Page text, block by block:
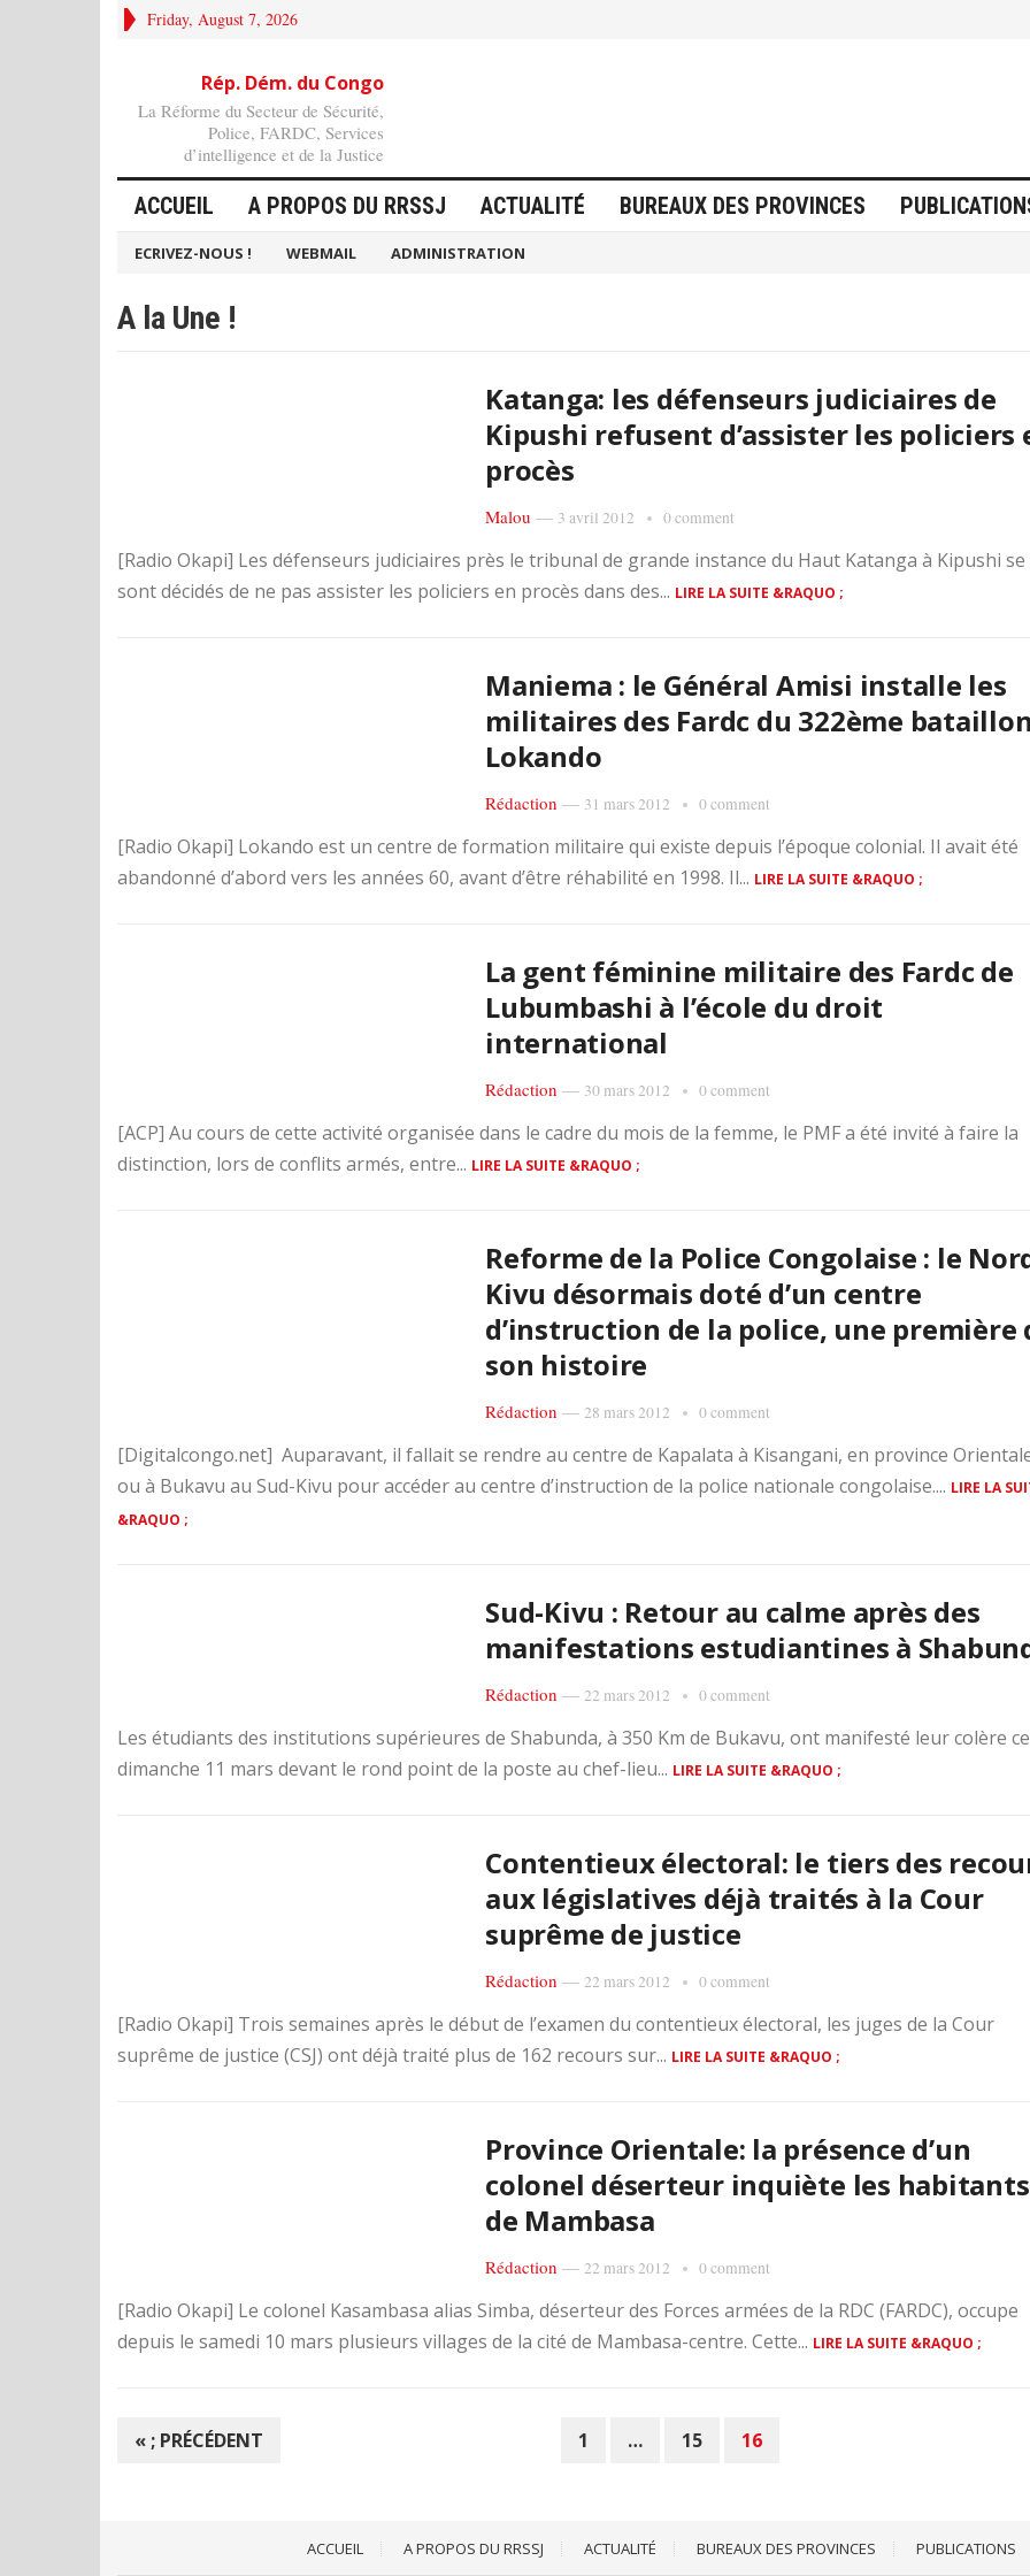
Friday, August 7, 2026
Rép. Dém. du Congo
La Réforme du Secteur de Sécurité,
Police, FARDC, Services
d’intelligence et de la Justice
ACCUEIL A PROPOS DU RRSSJ ACTUALITÉ BUREAUX DES PROVINCES
ECRIVEZ-NOUS ! WEBMAIL ADMINISTRATION
A la Une !
Katanga: les défenseurs judiciaires de
Kipushi refusent d’assister les policiers
procès
Malou — 3 avril 2012 0 comment
[Radio Okapi] Les défenseurs judiciaires près le tribunal de grande instance du Haut Katanga à Kipushi se
sont décidés de ne pas assister les policiers en procès dans des... LIRE LA SUITE &RAQUO ;
Maniema : le Général Amisi installe les
militaires des Fardc du 322ème
Lokando
Rédaction — 31 mars 2012 0 comment
[Radio Okapi] Lokando est un centre de formation militaire qui existe depuis l’époque colonial. Il avait été
abandonné d’abord vers les années 60, avant d’être réhabilité en 1998. Il... LIRE LA SUITE &RAQUO ;
La gent féminine militaire des Fardc de
Lubumbashi à l’école du droit
international
Rédaction — 30 mars 2012 0 comment
[ACP] Au cours de cette activité organisée dans le cadre du mois de la femme, le PMF a été invité à faire la
distinction, lors de conflits armés, entre... LIRE LA SUITE &RAQUO ;
Reforme de la Police Congolaise : le
Kivu désormais doté d’un centre
d’instruction de la police, une première
son histoire
Rédaction — 28 mars 2012 0 comment
[Digitalcongo.net] Auparavant, il fallait se rendre au centre de Kapalata à Kisangani, en province
ou à Bukavu au Sud-Kivu pour accéder au centre d’instruction de la police nationale congolaise.... LIRE LA
&RAQUO ;
Sud-Kivu : Retour au calme après des
manifestations estudiantines à
Rédaction — 22 mars 2012 0 comment
Les étudiants des institutions supérieures de Shabunda, à 350 Km de Bukavu, ont manifesté leur colère ce
dimanche 11 mars devant le rond point de la poste au chef-lieu... LIRE LA SUITE &RAQUO ;
Contentieux électoral: le tiers des
aux législatives déjà traités à la Cour
suprême de justice
Rédaction — 22 mars 2012 0 comment
[Radio Okapi] Trois semaines après le début de l’examen du contentieux électoral, les juges de la Cour
suprême de justice (CSJ) ont déjà traité plus de 162 recours sur... LIRE LA SUITE &RAQUO ;
Province Orientale: la présence d’un
colonel déserteur inquiète les habitants
de Mambasa
Rédaction — 22 mars 2012 0 comment
[Radio Okapi] Le colonel Kasambasa alias Simba, déserteur des Forces armées de la RDC (FARDC), occupe
depuis le samedi 10 mars plusieurs villages de la cité de Mambasa-centre. Cette... LIRE LA SUITE &RAQUO ;
« ; PRÉCÉDENT 1 … 15 16
ACCUEIL A PROPOS DU RRSSJ ACTUALITÉ BUREAUX DES PROVINCES PUBLICATIONS